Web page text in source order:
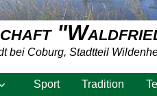
bei Coburg, Stadtteil
Sport Tradition